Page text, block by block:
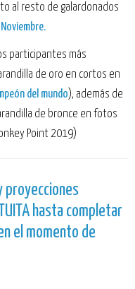
al resto de galardonados
participantes más
de oro en cortos en
del mundo), además de
de bronce en fotos
Point 2019)
proyecciones
hasta completar
el momento de